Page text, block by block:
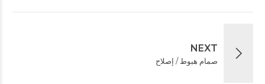
NEXT
صمام هبوط / إصلاح